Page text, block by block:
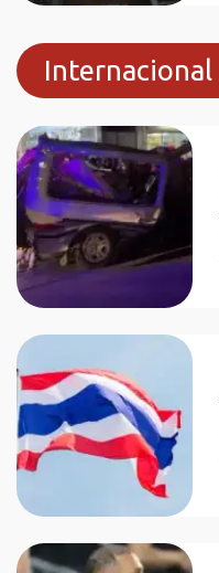
Internacional